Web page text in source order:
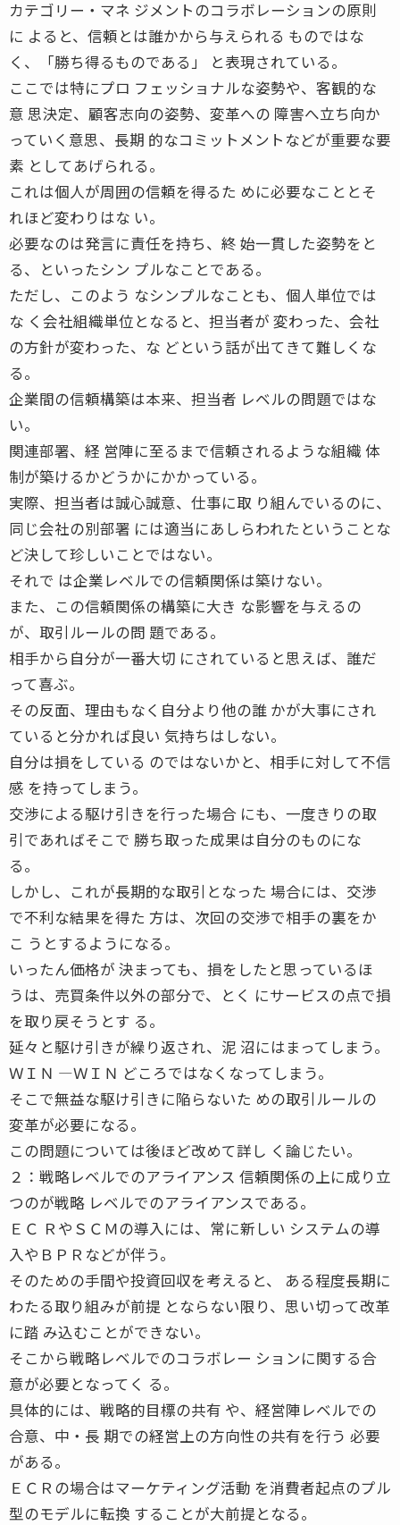
カテゴリー・マネ ジメントのコラボレーションの原則
に よると、信頼とは誰かから与えられる ものではな
く、「勝ち得るものである」 と表現されている。
ここでは特にプロ フェッショナルな姿勢や、客観的な
意 思決定、顧客志向の姿勢、変革への 障害へ立ち向か
っていく意思、長期 的なコミットメントなどが重要な要
素 としてあげられる。
これは個人が周囲の信頼を得るた めに必要なこととそ
れほど変わりはな い。
必要なのは発言に責任を持ち、終 始一貫した姿勢をと
る、といったシン プルなことである。
ただし、このよう なシンプルなことも、個人単位では
な く会社組織単位となると、担当者が 変わった、会社
の方針が変わった、な どという話が出てきて難しくな
る。
企業間の信頼構築は本来、担当者 レベルの問題ではな
い。
関連部署、経 営陣に至るまで信頼されるような組織 体
制が築けるかどうかにかかっている。
実際、担当者は誠心誠意、仕事に取 り組んでいるのに、
同じ会社の別部署 には適当にあしらわれたということな
ど決して珍しいことではない。
それで は企業レベルでの信頼関係は築けない。
また、この信頼関係の構築に大き な影響を与えるの
が、取引ルールの問 題である。
相手から自分が一番大切 にされていると思えば、誰だ
って喜ぶ。
その反面、理由もなく自分より他の誰 かが大事にされ
ていると分かれば良い 気持ちはしない。
自分は損をしている のではないかと、相手に対して不信
感 を持ってしまう。
交渉による駆け引きを行った場合 にも、一度きりの取
引であればそこで 勝ち取った成果は自分のものにな
る。
しかし、これが長期的な取引となった 場合には、交渉
で不利な結果を得た 方は、次回の交渉で相手の裏をか
こ うとするようになる。
いったん価格が 決まっても、損をしたと思っているほ
うは、売買条件以外の部分で、とく にサービスの点で損
を取り戻そうとす る。
延々と駆け引きが繰り返され、泥 沼にはまってしまう。
ＷＩＮ ―ＷＩＮ どころではなくなってしまう。
そこで無益な駆け引きに陥らないた めの取引ルールの
変革が必要になる。
この問題については後ほど改めて詳し く論じたい。
２：戦略レベルでのアライアンス 信頼関係の上に成り立
つのが戦略 レベルでのアライアンスである。
ＥＣ ＲやＳＣＭの導入には、常に新しい システムの導
入やＢＰＲなどが伴う。
そのための手間や投資回収を考えると、 ある程度長期に
わたる取り組みが前提 とならない限り、思い切って改革
に踏 み込むことができない。
そこから戦略レベルでのコラボレー ションに関する合
意が必要となってく る。
具体的には、戦略的目標の共有 や、経営陣レベルでの
合意、中・長 期での経営上の方向性の共有を行う 必要
がある。
ＥＣＲの場合はマーケティング活動 を消費者起点のプル
型のモデルに転換 することが大前提となる。